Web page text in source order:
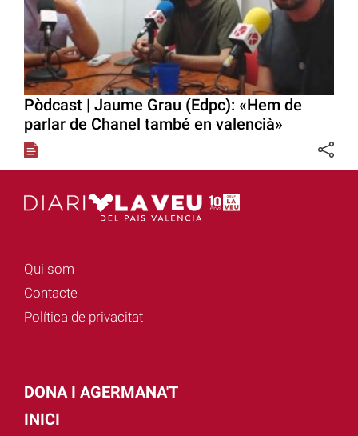
Pòdcast | Jaume Grau (Edpc): «Hem de
parlar de Chanel també en valencià»
Qui som
Contacte
Política de privacitat
DONA I AGERMANA'T
INICI